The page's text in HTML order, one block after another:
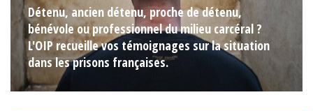
Détenu, ancien détenu, proche de détenu,
bénévole ou professionnel du milieu carcéral ?
L'OIP recueille vos témoignages sur la situation
dans les prisons françaises.